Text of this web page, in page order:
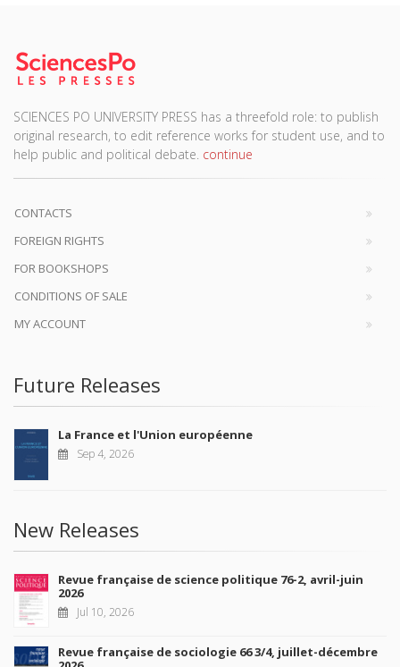
SCIENCES PO UNIVERSITY PRESS has a threefold role: to publish
original research, to edit reference works for student use, and to
help public and political debate. continue
CONTACTS
FOREIGN RIGHTS
FOR BOOKSHOPS
CONDITIONS OF SALE
MY ACCOUNT
Future Releases
La France et l'Union européenne
Sep 4, 2026
New Releases
Revue française de science politique 76-2, avril-juin
2026
Jul 10, 2026
Revue française de sociologie 66 3/4, juillet-décembre